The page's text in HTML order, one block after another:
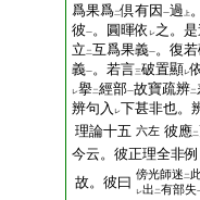
爲果爲二倶有因 一過 上
彼一。圓暉依 レ之。
立 二互爲果義一。復
義一。若言三破置顯レ
レ擧二經部一故寶疏辨二
辨句入 レ下甚非也。
理論十五 六左 彼應二
今云。彼正理全非
故。彼曰 傍光師迷 二
レ出 二有部失